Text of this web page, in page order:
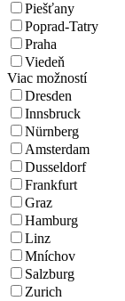
Piešťany
Poprad-Tatry
Praha
Viedeň
Viac možností
Dresden
Innsbruck
Nürnberg
Amsterdam
Dusseldorf
Frankfurt
Graz
Hamburg
Linz
Mníchov
Salzburg
Zurich